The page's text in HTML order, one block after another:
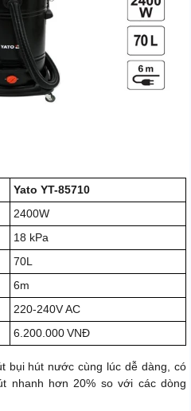
Yato YT-85710
2400W
18 kPa
70L
6m
220-240V AC
6.200.000 VNĐ
bụi hút nước cùng lúc dễ dàng, có
nhanh hơn 20% so với các dòng